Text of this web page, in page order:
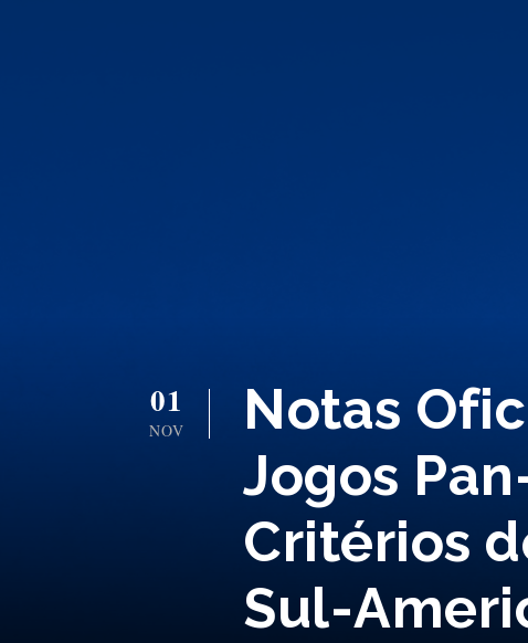
01
NOV
Notas
Jogos
Critérios
Sul-